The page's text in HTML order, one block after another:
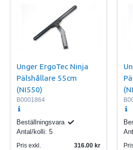
Unger ErgoTec Ninja
Pälshållare 55cm
(NI550)
B0001864
Beställningsvara
Antal/kolli: 5
Pris exkl.
316.00